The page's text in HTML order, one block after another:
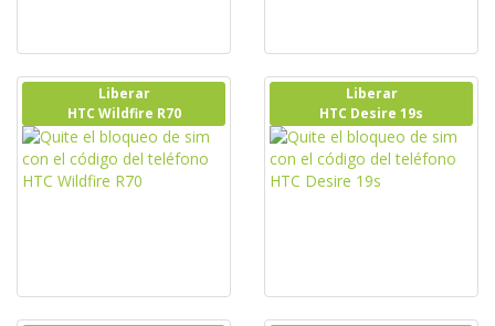
Liberar
HTC Wildfire R70
Liberar
HTC Desire 19s